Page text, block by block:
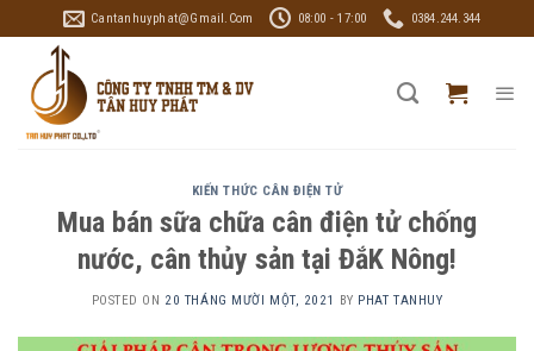
to
content
Cantanhuyphat@gmail.com 08:00 - 17:00 0384.244.344
KIẾN THỨC CÂN ĐIỆN TỬ
Mua bán sữa chữa cân điện tử chống
nước, cân thủy sản tại ĐắK Nông!
POSTED ON 20 THÁNG MƯỜI MỘT, 2021 BY PHAT TANHUY